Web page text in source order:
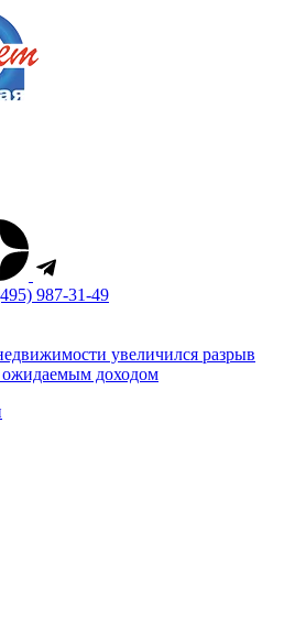
987-31-49
увеличился разрыв
доходом